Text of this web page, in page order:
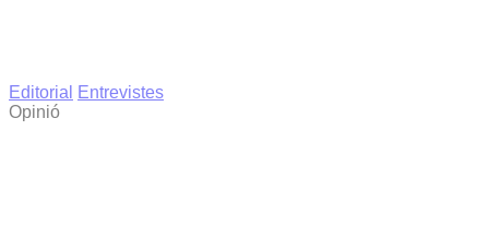
Editorial
Entrevistes
Opinió